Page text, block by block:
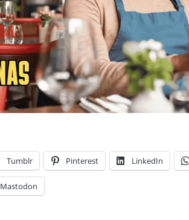
Tumblr Pinterest LinkedIn
Mastodon